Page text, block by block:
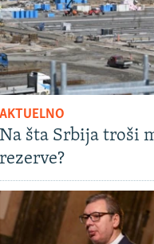
AKTUELNO
Na šta Srbija troši
rezerve?